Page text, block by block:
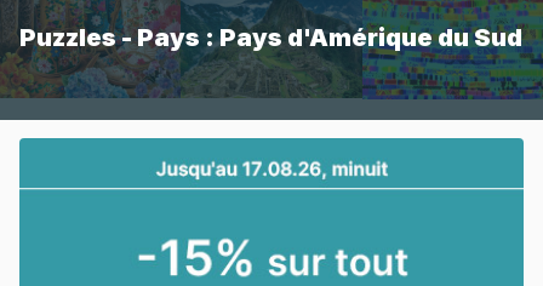
Puzzles - Pays : Pays d'Amérique du Sud